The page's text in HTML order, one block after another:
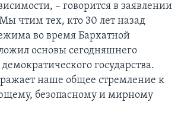
– говорится в заявлении
чтим тех, кто 30 лет назад
во время Бархатной
основы сегодняшнего
государства.
наше общее стремление к
безопасному и мирному